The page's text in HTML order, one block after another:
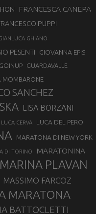
FRANCESCA CANEPA
PUPPI
GHIANO
PESENTI GIOVANNA EPIS
GOINUP GUARDAVALLE
MOMBARONE
SANCHEZ
LISA BORZANI
LUCA CERVA LUCA DEL PERO
MARATONA DI NEW YORK
DI TORINO MARATONINA
MARINA PLAVAN
MASSIMO FARCOZ
MARATONA
BATTOCLETTI